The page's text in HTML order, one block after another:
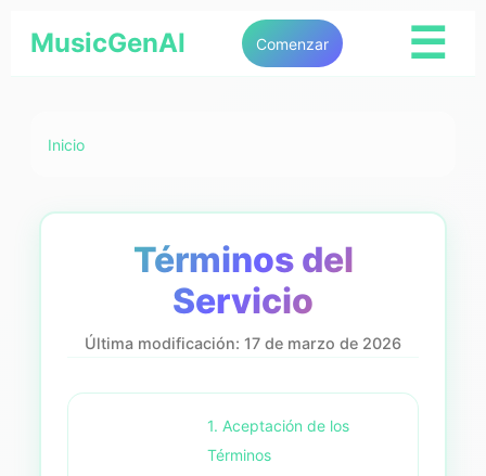
MusicGenAI Comenzar ☰
Inicio
Términos del
Servicio
Última modificación: 17 de marzo de 2026
1. Aceptación de los
Términos